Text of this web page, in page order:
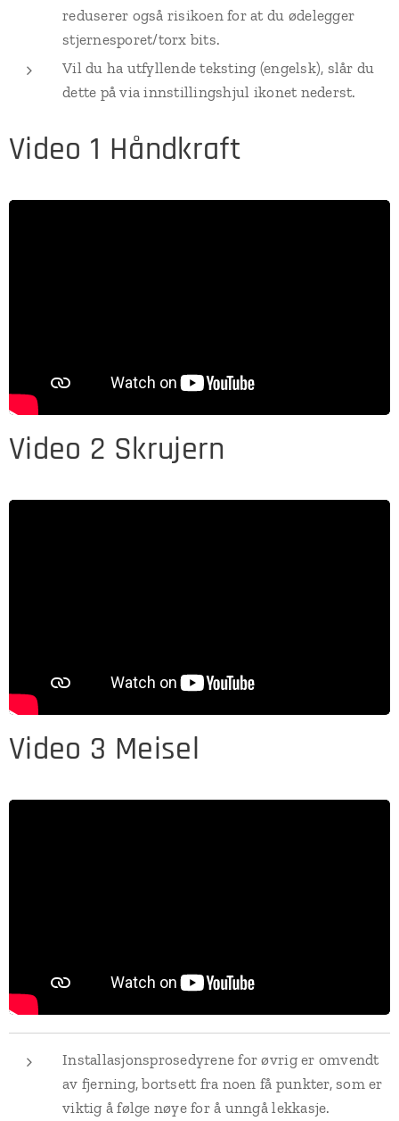
reduserer også risikoen for at du ødelegger
stjernesporet/torx bits.
Vil du ha utfyllende teksting (engelsk), slår du
dette på via innstillingshjul ikonet nederst.
Video 1 Håndkraft
Video 2 Skrujern
Video 3 Meisel
Installasjonsprosedyrene for øvrig er omvendt
av fjerning, bortsett fra noen få punkter, som er
viktig å følge nøye for å unngå lekkasje.